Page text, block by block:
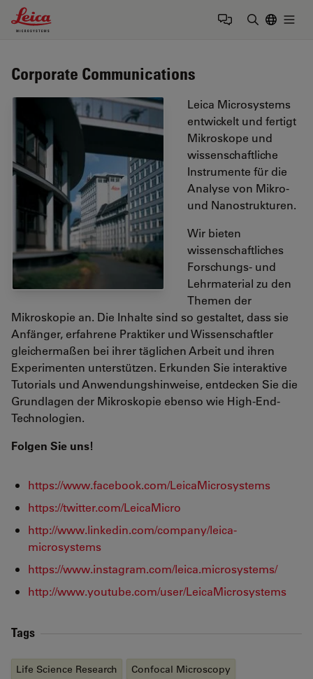
Leica Microsystems Logo
Corporate Communications
Leica Microsystems
entwickelt und fertigt
Mikroskope und
wissenschaftliche
Instrumente für die
Analyse von Mikro-
und Nanostrukturen.
Wir bieten
wissenschaftliches
Forschungs- und
Lehrmaterial zu den
Themen der
Mikroskopie an. Die Inhalte sind so gestaltet, dass sie
Anfänger, erfahrene Praktiker und Wissenschaftler
gleichermaßen bei ihrer täglichen Arbeit und ihren
Experimenten unterstützen. Erkunden Sie interaktive
Tutorials und Anwendungshinweise, entdecken Sie die
Grundlagen der Mikroskopie ebenso wie High-End-
Technologien.
Folgen Sie uns!
https://www.facebook.com/LeicaMicrosystems
https://twitter.com/LeicaMicro
http://www.linkedin.com/company/leica-
microsystems
https://www.instagram.com/leica.microsystems/
http://www.youtube.com/user/LeicaMicrosystems
Tags
Life Science Research Confocal Microscopy